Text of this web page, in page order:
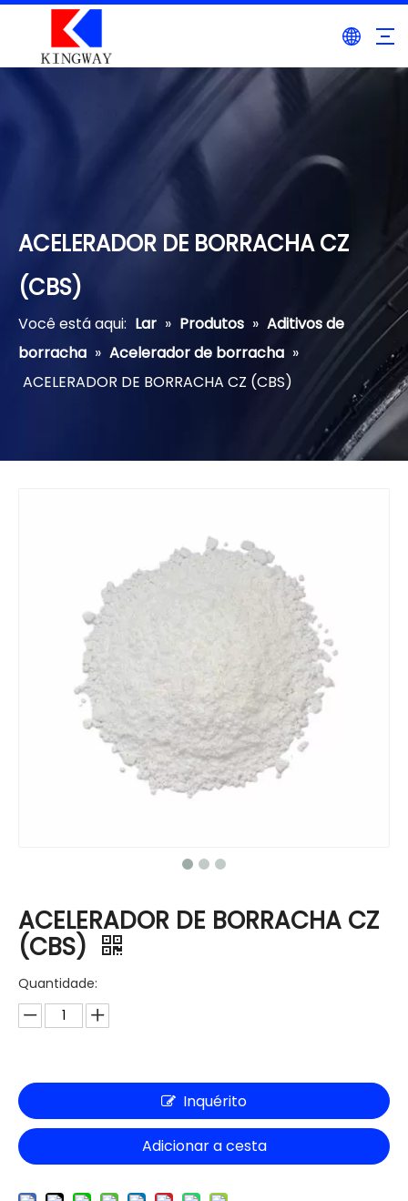
ACELERADOR DE BORRACHA CZ
(CBS)
Você está aqui: Lar » Produtos » Aditivos de
borracha » Acelerador de borracha »
ACELERADOR DE BORRACHA CZ (CBS)
ACELERADOR DE BORRACHA CZ
(CBS)
Quantidade:
Inquérito
Adicionar a cesta